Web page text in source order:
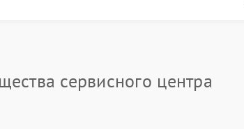
сервисного центра